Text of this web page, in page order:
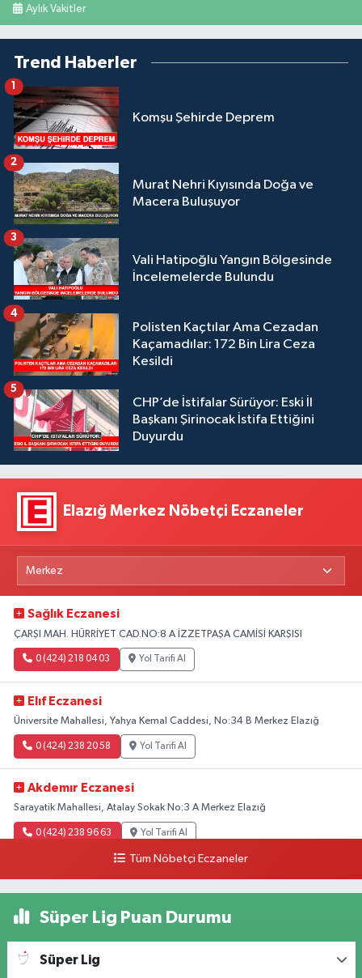
Aylık Vakitler
Trend Haberler
Komşu Şehirde Deprem
Murat Nehri Kıyısında Doğa ve
Macera Buluşuyor
2
Vali Hatipoğlu Yangın Bölgesinde
İncelemelerde Bulundu
3
Polisten Kaçtılar Ama Cezadan
Kaçamadılar: 172 Bin Lira Ceza
Kesildi
4
CHP’de İstifalar Sürüyor: Eski İl
Başkanı Şirinocak İstifa Ettiğini
Duyurdu
5
Elazığ Merkez Nöbetçi Eczaneler
Sağlık Eczanesi
ÇARŞI MAH. HÜRRİYET CAD.NO:8 A İZZETPAŞA CAMİSİ KARŞISI
0 (424) 218 04 03 Yol Tarifi Al
Elıf Eczanesi
Üniversite Mahallesi, Yahya Kemal Caddesi, No:34 B Merkez Elazığ
0 (424) 238 20 58 Yol Tarifi Al
Akdemır Eczanesi
Sarayatik Mahallesi, Atalay Sokak No:3 A Merkez Elazığ
0 (424) 238 96 63 Yol Tarifi Al
Doğukent Mahallesi, Prof.Dr.Naci Görür Bulvarı No:44 A Merkez Elazığ
0 (424) 233 10 11 Yol Tarifi Al
Hande Eczanesi
Tüm Nöbetçi Eczaneler
Süper Lig Puan Durumu
Süper Lig